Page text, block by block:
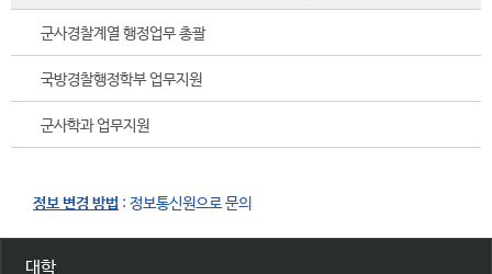
군사경찰계열 행정업무 총괄
국방경찰행정학부 업무지원
군사학과 업무지원
정보 변경 방법 : 정보통신원으로 문의
대학